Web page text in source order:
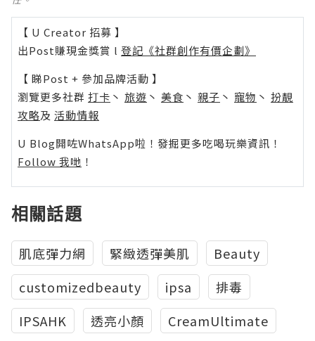
【 U Creator 招募 】
出Post賺現金獎賞 l 登記《社群創作有價企劃》
【 睇Post + 參加品牌活動 】
瀏覽更多社群 打卡 丶 旅遊 丶 美食 丶 親子 丶 寵物 丶 扮靚
攻略及 活動情報
U Blog開咗WhatsApp啦！發掘更多吃喝玩樂資訊！
Follow 我哋 ！
相關話題
肌底彈力網 緊緻透彈美肌
Beauty
customizedbeauty
ipsa
排毒
IPSAHK
透亮小顏
CreamUltimate